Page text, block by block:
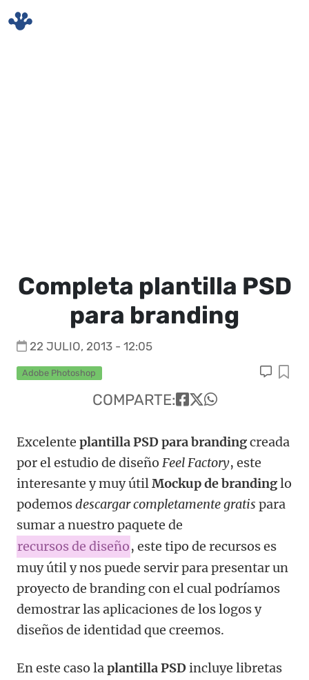
Completa plantilla PSD
para branding
22 JULIO, 2013 - 12:05
Adobe Photoshop
COMPARTE:
Excelente plantilla PSD para brandingcreada
por el estudio de diseño Feel Factory, este
interesante y muy útilMockup de brandinglo
podemosdescargar completamente gratis para
sumar a nuestro paquete de
recursos de diseño, este tipo de recursos es
muy útil y nos puede servir para presentar un
proyecto de branding con el cual podríamos
demostrar las aplicaciones de los logos y
diseños de identidad que creemos.
En este caso laplantilla PSDincluye libretas